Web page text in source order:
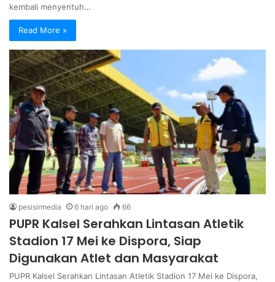
kembali menyentuh…
Read More »
pesisirmedia 6 hari ago 66
PUPR Kalsel Serahkan Lintasan Atletik
Stadion 17 Mei ke Dispora, Siap
Digunakan Atlet dan Masyarakat
PUPR Kalsel Serahkan Lintasan Atletik Stadion 17 Mei ke Dispora,